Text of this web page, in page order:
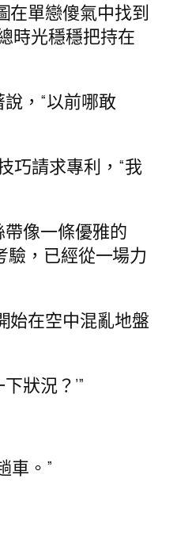
在單戀傻氣中找到
時光穩穩把持在
，“以前哪敢
巧請求專利，“我
像一條優雅的
，已經從一場力
始在空中混亂地盤
狀況？’”
車。”